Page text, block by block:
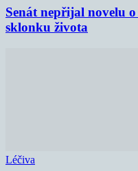
Senát nepřijal novelu
sklonku života
Léčiva